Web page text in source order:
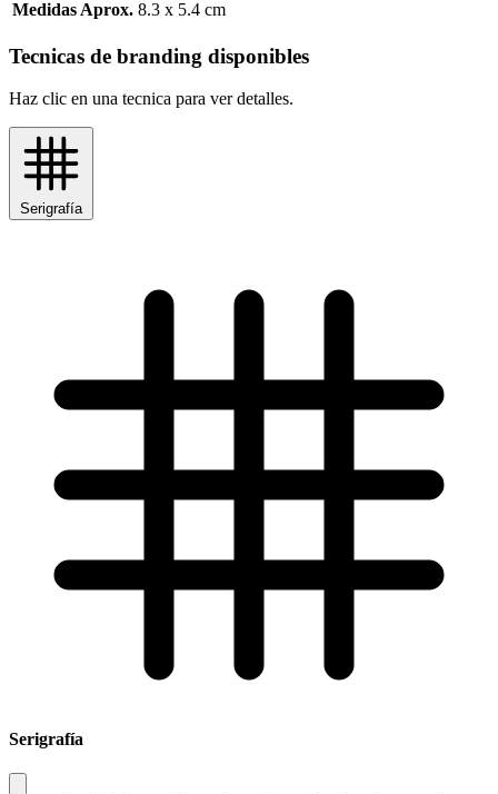
Medidas Aprox. 8.3 x 5.4 cm
Tecnicas de branding disponibles
Haz clic en una tecnica para ver detalles.
Serigrafía
Serigrafía